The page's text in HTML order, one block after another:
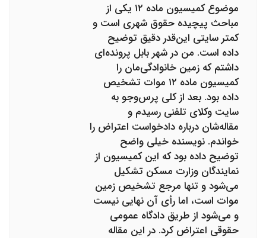
موضوع کمیسیون ماده ۱۲ یکی از
مباحث پیچیده حقوق شهری است و
کمتر سایتی این‌قدر دقیق توضیح
داده است. من در شهر بابل پرونده‌ای
داشتم که زمین خانوادگی‌مان را
کمیسیون ماده ۱۲ موات تشخیص
داده بود. بعد از کلی پرس‌وجو به
سایت وکلای تلفنی رسیدم و
مقاله‌شان درباره دادخواست اعتراض را
خواندم. نویسنده خیلی واضح
توضیح داده بود که این کمیسیون از
نمایندگان وزارت مسکن تشکیل
می‌شود و تنها مرجع تشخیص زمین
موات است، اما رأی آن نهایی نیست
و می‌شود از طریق دادگاه عمومی
حقوقی اعتراض کرد. در این مقاله